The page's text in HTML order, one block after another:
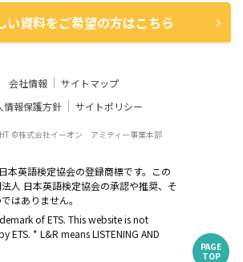
PAGE
TOP
い資料をご希望の方はこちら
会社情報
サイトマップ
情報保護方針
サイトポリシー
©株式会社イーオン アミティー事業本部
本英語検定協会の登録商標です。この
人 日本英語検定協会の承認や推奨、そ
はありません。
of ETS. This website is not
* L&R means LISTENING AND